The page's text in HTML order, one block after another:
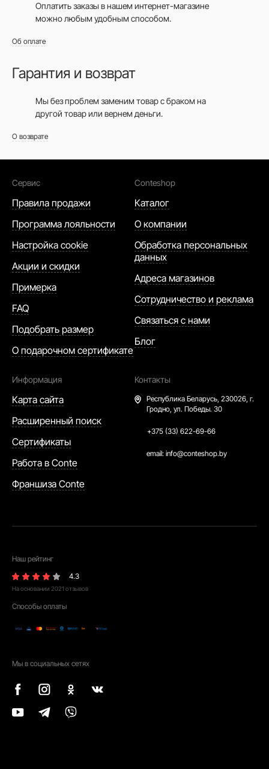
Оплатить заказы в нашем интернет-магазине
можно любым удобным способом.
Об оплате
Гарантия и возврат
Мы без проблем заменим товар с браком на
другой товар или вернем деньги.
О возврате
Сервис
Правила продажи
Программа лояльности
Настройка cookie
Акции и скидки
Примерка
FAQ
Подобрать размер
О подарочном сертификате
Conteshop
Каталог
О компании
Обработка персональных
данных
Адреса магазинов
Сотрудничество и реклама
Связаться с нами
Блог
Информация
Карта сайта
Расширенный поиск
Сертификаты
Работа в Conte
Франшиза Conte
Контакты
Республика Беларусь, 230026, г.
Гродно, ул. Победы. 30
+375 (33) 622-69-66
email: info@conteshop.by
Наш рейтинг
4.3
На основании 2021 отзывов
Способы оплаты
Мы в социальных сетях